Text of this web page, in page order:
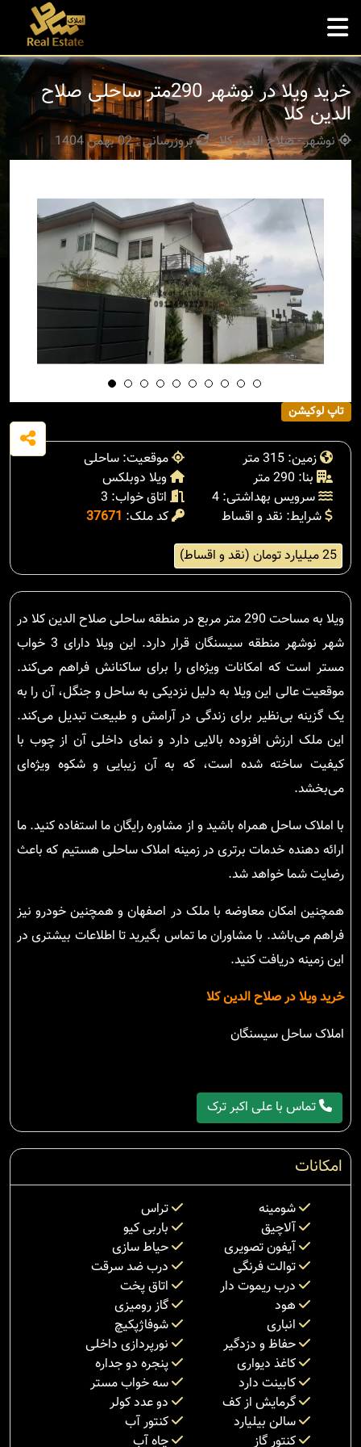
خرید ویلا در نوشهر 290متر ساحلی صلاح
الدین کلا
نوشهر - صلاح الدین کلا بروزرسانی : 02 بهمن 1404
تاپ لوکیشن
زمین: 315 متر
موقعیت: ساحلی
بنا: 290 متر
ویلا دوبلکس
سرویس بهداشتی: 4
اتاق خواب: 3
شرایط: نقد و اقساط
کد ملک: 37671
25 میلیارد تومان (نقد و اقساط)
ویلا به مساحت 290 متر مربع در منطقه ساحلی صلاح الدین کلا در
شهر نوشهر منطقه سیسنگان قرار دارد. این ویلا دارای 3 خواب
مستر است که امکانات ویژه‌ای را برای ساکنانش فراهم می‌کند.
موقعیت عالی این ویلا به دلیل نزدیکی به ساحل و جنگل، آن را به
یک گزینه بی‌نظیر برای زندگی در آرامش و طبیعت تبدیل می‌کند.
این ملک ارزش افزوده بالایی دارد و نمای داخلی آن از چوب با
کیفیت ساخته شده است، که به آن زیبایی و شکوه ویژه‌ای
می‌بخشد.
با املاک ساحل همراه باشید و از مشاوره رایگان ما استفاده کنید. ما
ارائه دهنده خدمات برتری در زمینه املاک ساحلی هستیم که باعث
رضایت شما خواهد شد.
همچنین امکان معاوضه با ملک در اصفهان و همچنین خودرو نیز
فراهم می‌باشد. با مشاوران ما تماس بگیرید تا اطلاعات بیشتری در
این زمینه دریافت کنید.
خرید ویلا در صلاح الدین کلا
املاک ساحل سیسنگان
تماس با علی اکبر ترک
امکانات
شومینه
تراس
آلاچیق
باربی کیو
آیفون تصویری
حیاط سازی
توالت فرنگی
درب ضد سرقت
درب ریموت دار
اتاق پخت
هود
گاز رومیزی
انباری
شوفاژپکیچ
حفاظ و دزدگیر
نورپردازی داخلی
کاغذ دیواری
پنجره دو جداره
کابینت دارد
سه خواب مستر
گرمایش از کف
دو عدد کولر
سالن بیلیارد
کنتور آب
کنتور گاز
چاه آب